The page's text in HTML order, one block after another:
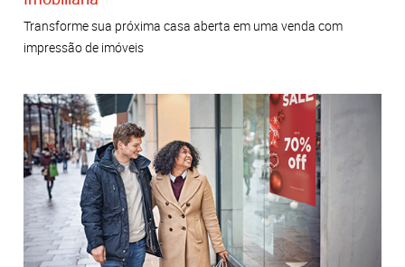
Transforme sua próxima casa aberta em uma venda com
impressão de imóveis